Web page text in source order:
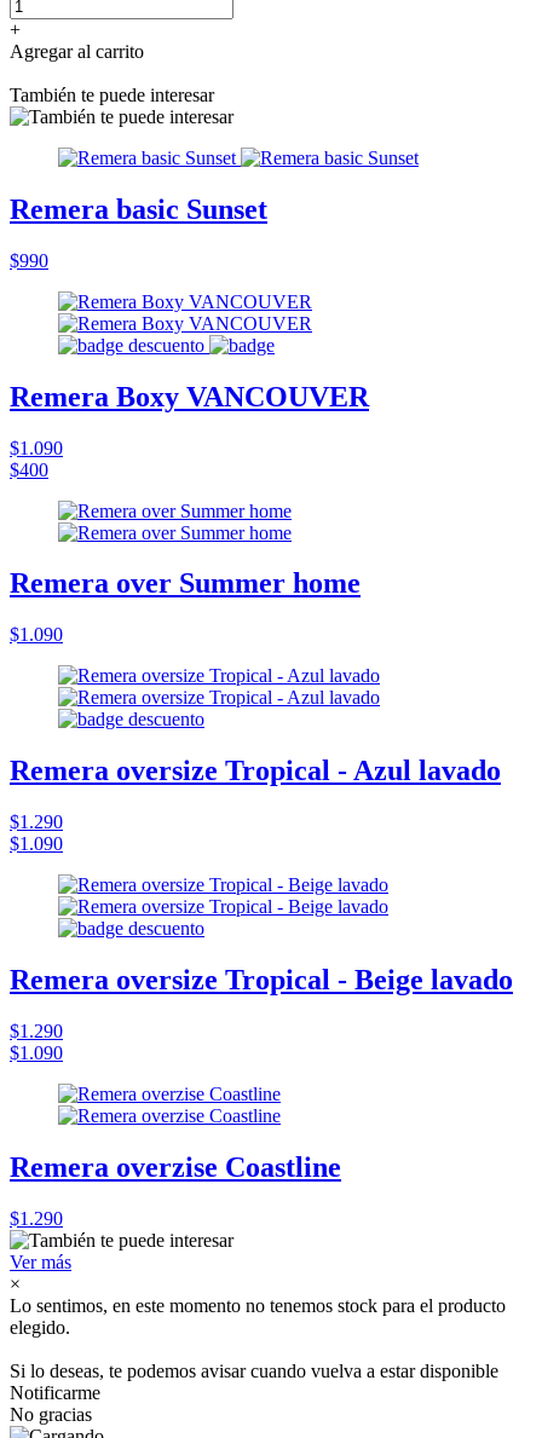
+
Agregar al carrito
También te puede interesar
Remera basic Sunset
$990
Remera Boxy VANCOUVER
$1.090
$400
Remera over Summer home
$1.090
Remera oversize Tropical - Azul lavado
$1.290
$1.090
Remera oversize Tropical - Beige lavado
$1.290
$1.090
Remera overzise Coastline
$1.290
Ver más
×
Lo sentimos, en este momento no tenemos stock para el producto
elegido.
Si lo deseas, te podemos avisar cuando vuelva a estar disponible
Notificarme
No gracias